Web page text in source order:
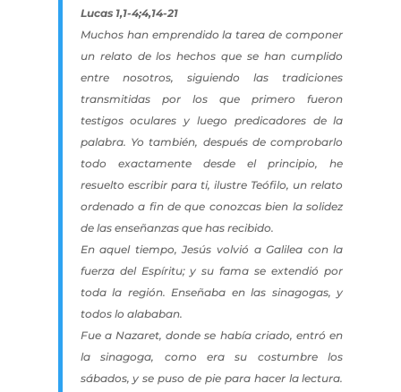
Lucas 1,1-4;4,14-21
Muchos han emprendido la tarea de componer
un relato de los hechos que se han cumplido
entre nosotros, siguiendo las tradiciones
transmitidas por los que primero fueron
testigos oculares y luego predicadores de la
palabra. Yo también, después de comprobarlo
todo exactamente desde el principio, he
resuelto escribir para ti, ilustre Teófilo, un relato
ordenado a fin de que conozcas bien la solidez
de las enseñanzas que has recibido.
En aquel tiempo, Jesús volvió a Galilea con la
fuerza del Espíritu; y su fama se extendió por
toda la región. Enseñaba en las sinagogas, y
todos lo alababan.
Fue a Nazaret, donde se había criado, entró en
la sinagoga, como era su costumbre los
sábados, y se puso de pie para hacer la lectura.